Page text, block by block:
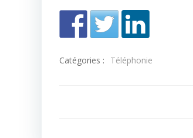
Catégories : Téléphonie